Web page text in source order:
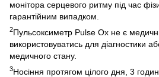
монітора серцевого ритму під час
гарантійним випадком.
2Пульсоксиметр Pulse Ox не є
використовуватись для діагностики
медичного стану.
3Носіння протягом цілого дня, 3